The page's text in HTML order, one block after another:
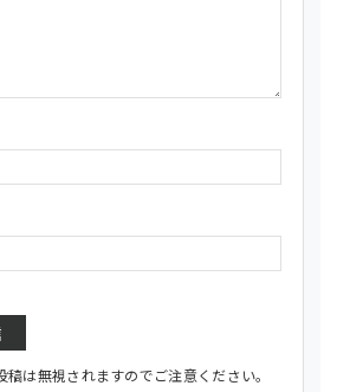
は無視されますのでご注意ください。